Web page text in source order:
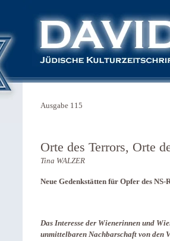
Ausgabe 115
Orte des Terrors, Orte
Tina WALZER
Neue Gedenkstätten für Opfer des NS-
Das Interesse der Wienerinnen und
unmittelbaren Nachbarschaft von den